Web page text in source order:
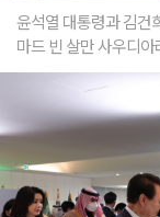
윤석열 대통령과 김건
마드 빈 살만 사우디